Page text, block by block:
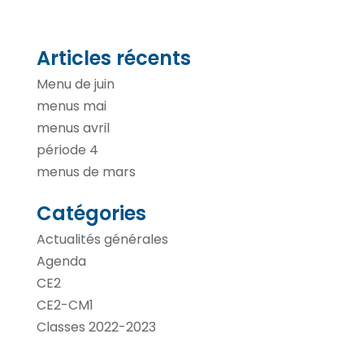
Articles récents
Menu de juin
menus mai
menus avril
période 4
menus de mars
Catégories
Actualités générales
Agenda
CE2
CE2-CM1
Classes 2022-2023